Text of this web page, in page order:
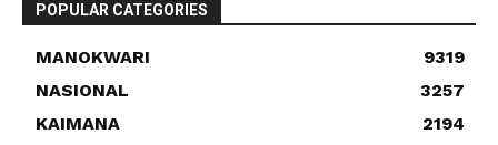
POPULAR CATEGORIES
MANOKWARI
9319
NASIONAL
3257
KAIMANA
2194